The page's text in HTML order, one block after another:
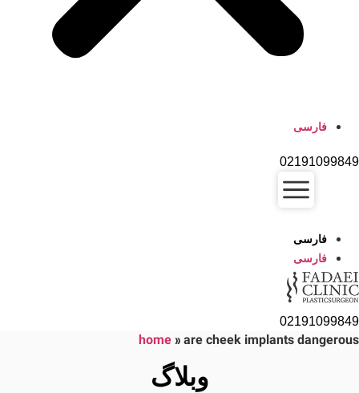
فارسی
02191099849
فارسی
فارسی
02191099849
home»are cheek implants dangerous
وبلاگ